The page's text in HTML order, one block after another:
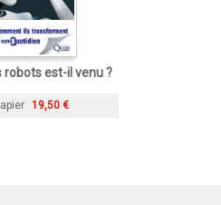
robots est-il venu ?
19,50 €